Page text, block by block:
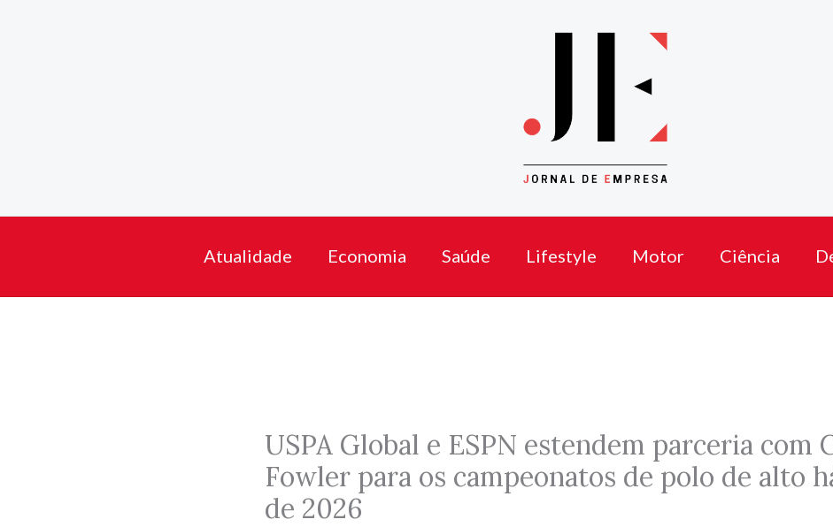
Atualidade Economia Saúde Lifestyle Motor Ciência
USPA Global e ESPN estendem parceria com
Fowler para os campeonatos de polo de alto
de 2026